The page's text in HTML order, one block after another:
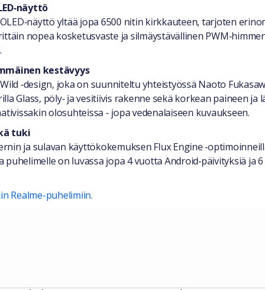
yltää jopa 6500 nitin kirkkauteen, tarjoten
nopea kosketusvaste ja silmäystävällinen
kestävyys
‑design, joka on suunniteltu yhteistyössä Naoto
Glass, pöly‑ ja vesitiivis rakenne sekä korkean paineen
olosuhteissa - jopa vedenalaiseen kuvaukseen.
tuki
ja sulavan käyttökokemuksen Flux Engine
puhelimelle on luvassa jopa 4 vuotta Android‑päivityksiä
Realme-puhelimiin.